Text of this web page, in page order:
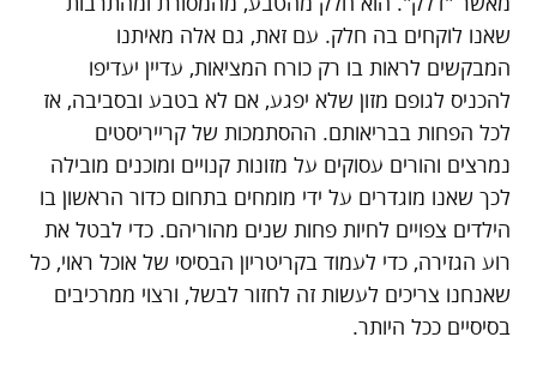
שאנו לוקחים בה חלק. עם זאת, גם אלה מאיתנו
המבקשים לראות בו רק כורח המציאות, עדיין יעדיפו
להכניס לגופם מזון שלא יפגע, אם לא בטבע ובסביבה, אז
לכל הפחות בבריאותם. ההסתמכות של קרייריסטים
נמרצים והורים עסוקים על מזונות קנויים ומוכנים מובילה
לכך שאנו מוגדרים על ידי מומחים בתחום כדור הראשון בו
הילדים צפויים לחיות פחות שנים מהוריהם. כדי לבטל את
רוע הגזירה, כדי לעמוד בקריטריון הבסיסי של אוכל ראוי, כל
שאנחנו צריכים לעשות זה לחזור לבשל, ורצוי ממרכיבים
בסיסיים ככל היותר.